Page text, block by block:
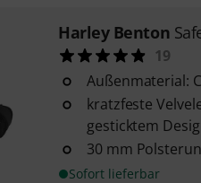
Harley Benton
19
Außenmaterial:
kratzfeste
gesticktem
30 mm
Sofort lieferbar